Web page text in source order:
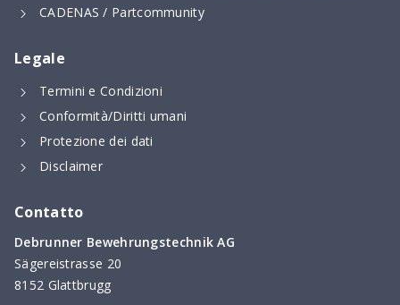
CADENAS / Partcommunity
Legale
Termini e Condizioni
Conformità/Diritti umani
Protezione dei dati
Disclaimer
Contatto
Debrunner Bewehrungstechnik AG
Sägereistrasse 20
8152 Glattbrugg